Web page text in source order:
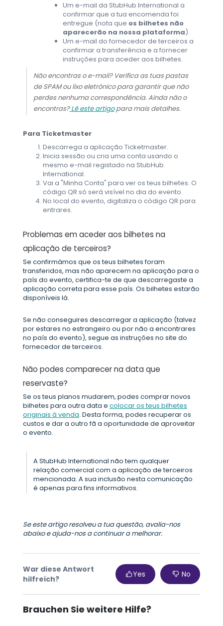
Um e-mail da StubHub International a
confirmar que a tua encomenda foi
entregue (nota que os bilhetes não
aparecerão na nossa plataforma).
Um e-mail do fornecedor de terceiros a
confirmar a transferência e a fornecer
instruções para aceder aos bilhetes.
Não encontras o e-mail? Verifica as tuas pastas
de SPAM ou lixo eletrónico para garantir que não
perdes nenhuma correspondência. Ainda não o
encontras? Lê este artigopara mais detalhes.
Para Ticketmaster
Descarrega a aplicação Ticketmaster.
Inicia sessão ou cria uma conta usando o
mesmo e-mail registado na StubHub
International.
Vai a "Minha Conta" para ver os teus bilhetes. O
código QR só será visível no dia do evento.
No local do evento, digitaliza o código QR para
entrares.
Problemas em aceder aos bilhetes na
aplicação de terceiros?
Se confirmámos que os teus bilhetes foram
transferidos, mas não aparecem na aplicação para o
país do evento, certifica-te de que descarregaste a
aplicação correta para esse país. Os bilhetes estarão
disponíveis lá.
Se não conseguires descarregar a aplicação (talvez
por estares no estrangeiro ou por não a encontrares
no país do evento), segue as instruções no site do
fornecedor de terceiros.
Não podes comparecer na data que
reservaste?
Se os teus planos mudarem, podes comprar novos
bilhetes para outra data e colocar os teus bilhetes
originais à venda. Desta forma, podes recuperar os
custos e dar a outro fã a oportunidade de aproveitar
o evento.
A StubHub International não tem qualquer
relação comercial com a aplicação de terceiros
mencionada. A sua inclusão nesta comunicação
é apenas para fins informativos.
Se este artigo resolveu a tua questão, avalia-nos
abaixo e ajuda-nos a continuar a melhorar.
War diese Antwort
hilfreich?
Yes No
Brauchen Sie weitere Hilfe?